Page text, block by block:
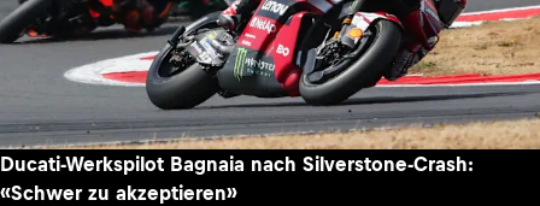
Ducati-Werkspilot Bagnaia nach Silverstone-Crash:
«Schwer zu akzeptieren»